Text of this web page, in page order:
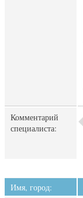
Комментарий
специалиста:
Имя, город: